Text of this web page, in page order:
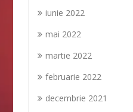
iunie 2022
mai 2022
martie 2022
februarie 2022
decembrie 2021